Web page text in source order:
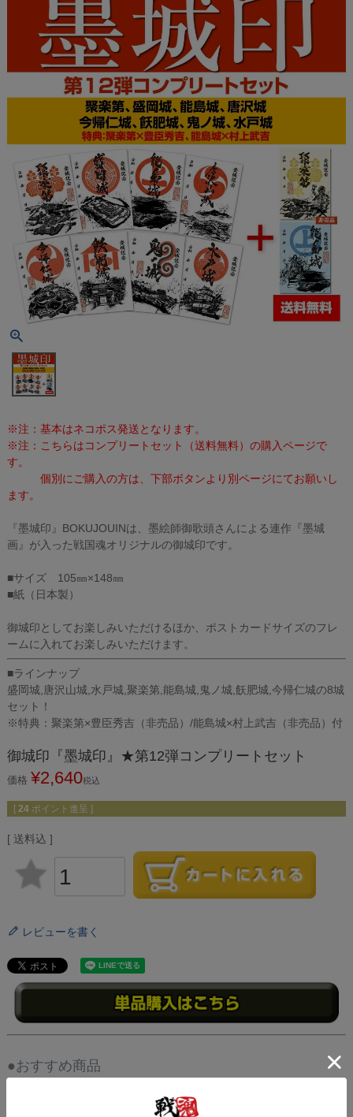
※注：基本はネコポス発送となります。
※注：こちらはコンプリートセット（送料無料）の購入ページで
す。
個別にご購入の方は、下部ボタンより別ページにてお願いし
ます。
『墨城印』BOKUJOUINは、墨絵師御歌頭さんによる連作『墨城
画』が入った戦国魂オリジナルの御城印です。
■サイズ 105㎜×148㎜
■紙（日本製）
御城印としてお楽しみいただけるほか、ポストカードサイズのフレ
ームに入れてお楽しみいただけます。
■ラインナップ
盛岡城,唐沢山城,水戸城,聚楽第,能島城,鬼ノ城,飫肥城,今帰仁城の8城
セット！
※特典：聚楽第×豊臣秀吉（非売品）/能島城×村上武吉（非売品）付
御城印『墨城印』★第12弾コンプリートセット
価格 ¥2,640税込
[ 24 ポイント進呈 ]
送料込
レビューを書く
●おすすめ商品